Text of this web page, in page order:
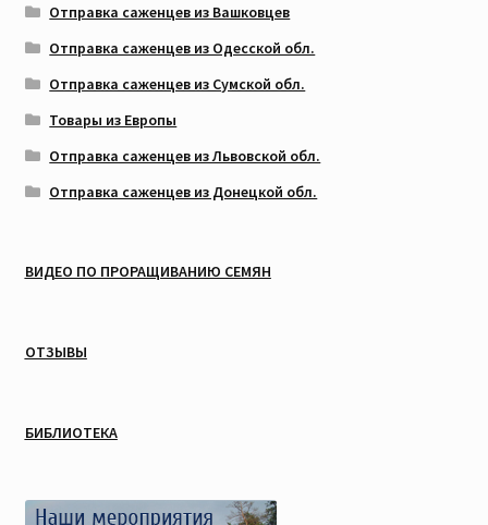
Отправка саженцев из Вашковцев
Отправка саженцев из Одесской обл.
Отправка саженцев из Сумской обл.
Товары из Европы
Отправка саженцев из Львовской обл.
Отправка саженцев из Донецкой обл.
ВИДЕО ПО ПРОРАЩИВАНИЮ СЕМЯН
ОТЗЫВЫ
БИБЛИОТЕКА